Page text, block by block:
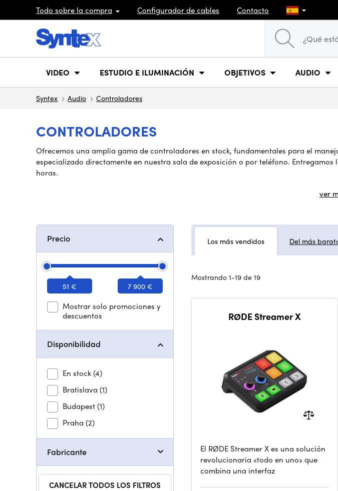
Todo sobre la compra Configurador de cables Contacto
VIDEO ESTUDIO E ILUMINACIÓN OBJETIVOS AUDIO
Syntex Audio Controladores
CONTROLADORES
Ofrecemos una amplia gama de controladores en stock, fundamentales para el
especializado directamente en nuestra sala de exposición o por teléfono.
horas.
ver
Precio
51 € 7 900 €
Mostrar solo promociones y
descuentos
Disponibilidad
En stock(4)
Bratislava (1)
Budapest(1)
Praha (2)
Fabricante
CANCELAR TODOS LOS FILTROS
Los más vendidos Del más
Mostrando 1-19 de 19
RØDE Streamer X
El RØDE Streamer X es una solución
revolucionaria «todo en uno» que
combina una interfaz